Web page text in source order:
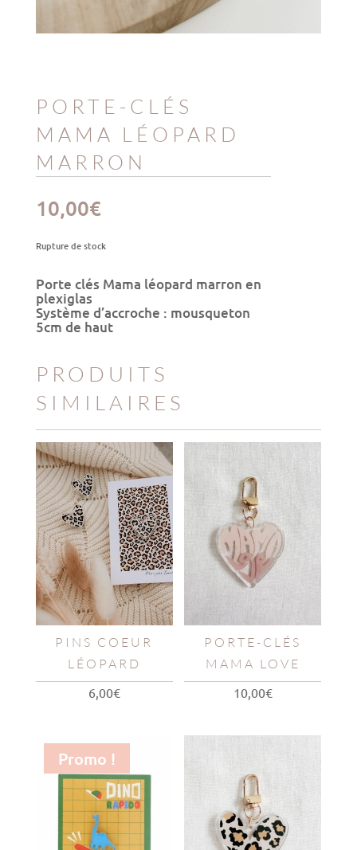
PORTE-CLÉS
MAMA LÉOPARD
MARRON
10,00€
Rupture de stock
Porte clés Mama léopard marron en
plexiglas
Système d’accroche : mousqueton
5cm de haut
PRODUITS
SIMILAIRES
PINS COEUR
LÉOPARD
6,00€
PORTE-CLÉS
MAMA LOVE
10,00€
Promo !